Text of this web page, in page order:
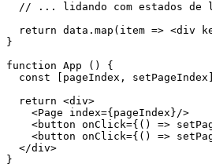
// ... lidando com estados de
  return
data. map ( item => <div
}
function App () {
  const
pageIndex , setPageIndex
  return
<div>
    <
Page index={pageIndex}/>
    <
button onClick={() =>
    <
button onClick={() =>
  </
div>
}